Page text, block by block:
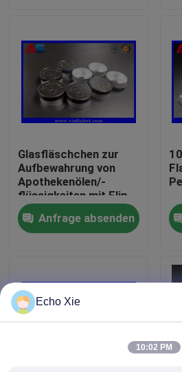
Über uns
Fabrik-Ausflug
Qualitätskontrolle
Treten Sie mit uns in
Fordern Sie ein Zitat
Kästen der Phiolen-10ml
Glasfläschchen zur
Aufbewahrung von
Apothekenölen/-
flüssigkeiten mit Flip-
Off-Verschlüssen aus
goldenem Aluminium
Anfrage absenden
Echo Xie
10:02 PM